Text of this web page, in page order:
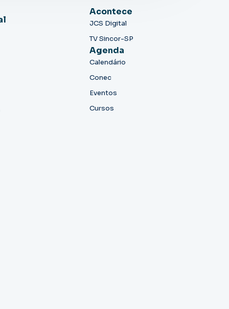
Acontece
JCS Digital
TV Sincor-SP
Agenda
Calendário
Conec
Eventos
Cursos